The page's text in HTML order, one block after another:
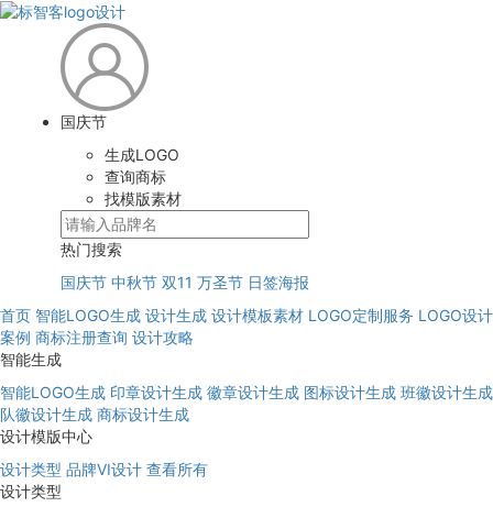
国庆节
生成LOGO
查询商标
找模版素材
热门搜索
国庆节 中秋节 双11 万圣节 日签海报
首页 智能LOGO生成 设计生成 设计模板素材 LOGO定制服务 LOGO设计
案例 商标注册查询 设计攻略
智能生成
智能LOGO生成 印章设计生成 徽章设计生成 图标设计生成 班徽设计生成
队徽设计生成 商标设计生成
设计模版中心
设计类型 品牌VI设计 查看所有
设计类型